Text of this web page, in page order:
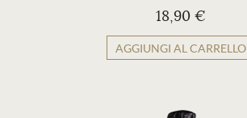
18,90 €
AGGIUNGI AL CARRELLO